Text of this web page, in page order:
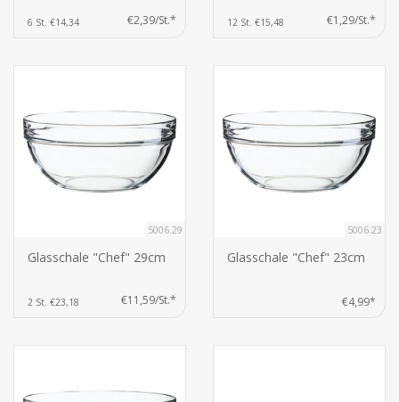
6 St. €14,34 €2,39/St.* 12 St. €15,48 €1,29/St.*
5006.29
Glasschale "Chef" 29cm
2 St. €23,18 €11,59/St.*
5006.23
Glasschale "Chef" 23cm
€4,99*